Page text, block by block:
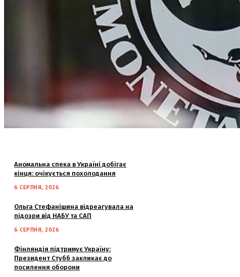
Аномальна спека в Україні добігає
кінця: очікується похолодання
6 СЕРПНЯ, 2026
Ольга Стефанішина відреагувала на
підозри від НАБУ та САП
6 СЕРПНЯ, 2026
Фінляндія підтримує Україну:
Президент Стубб закликає до
посилення оборони